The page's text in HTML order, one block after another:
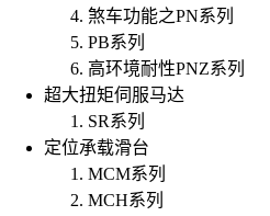
煞车功能之PN系列
PB系列
高环境耐性PNZ系列
超大扭矩伺服马达
SR系列
定位承载滑台
MCM系列
MCH系列